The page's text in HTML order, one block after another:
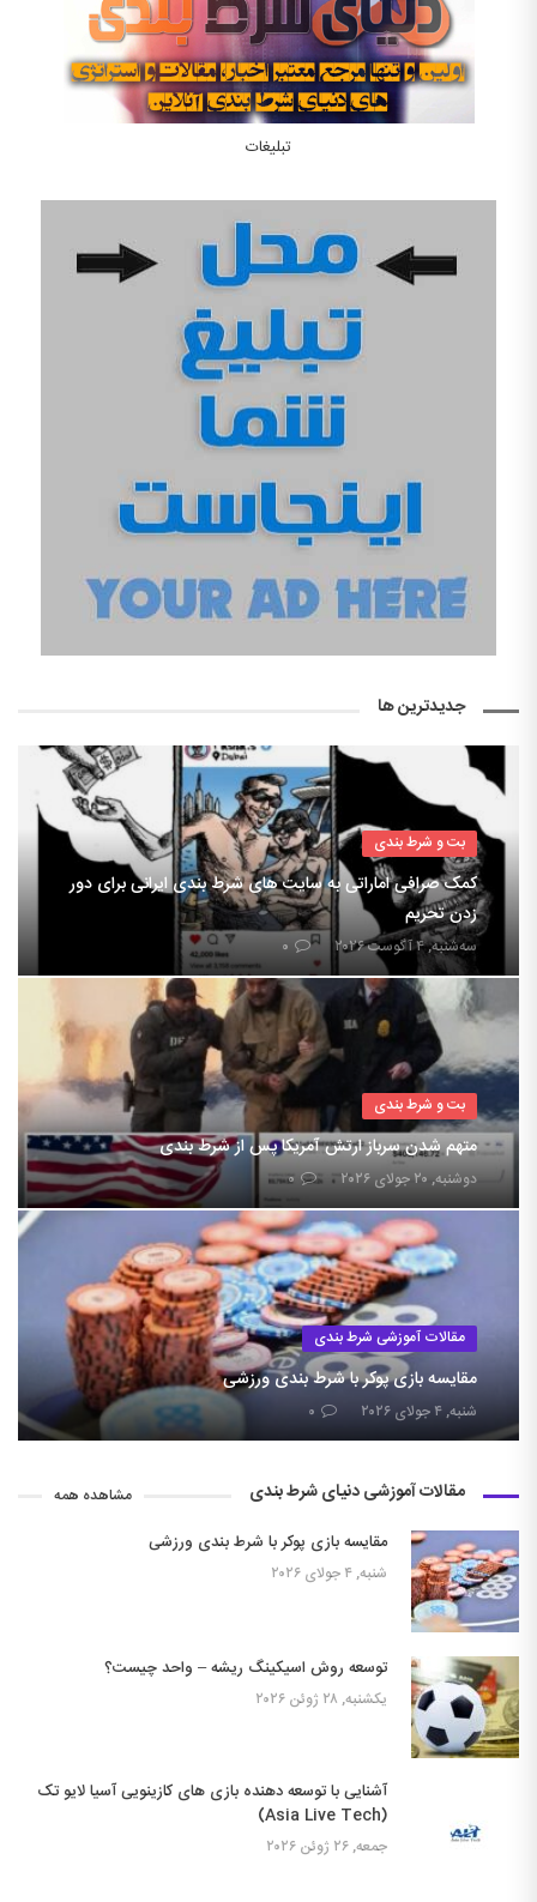
تبلیغات
جدیدترین ها
بت و شرط بندی
کمک صرافی اماراتی به سایت های شرط بندی ایرانی برای دور
زدن تحریم
سه‌شنبه, ۴ آگوست ۲۰۲۶ ۰
بت و شرط بندی
متهم شدن سرباز ارتش آمریکا پس از شرط بندی
دوشنبه, ۲۰ جولای ۲۰۲۶ ۰
مقالات آموزشی شرط بندی
مقایسه بازی پوکر با شرط بندی ورزشی
شنبه, ۴ جولای ۲۰۲۶ ۰
مقالات آموزشی دنیای شرط بندی مشاهده همه
مقایسه بازی پوکر با شرط بندی ورزشی
شنبه, ۴ جولای ۲۰۲۶
توسعه روش اسیکینگ ریشه – واحد چیست؟
یکشنبه, ۲۸ ژوئن ۲۰۲۶
آشنایی با توسعه دهنده بازی های کازینویی آسیا لایو تک
(Asia Live Tech)
جمعه, ۲۶ ژوئن ۲۰۲۶